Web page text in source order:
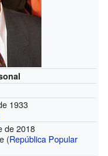
1933
de 2018
(República Popular